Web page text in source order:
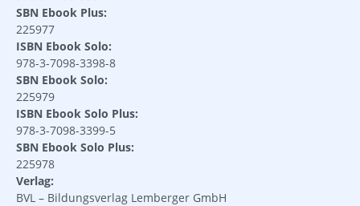
SBN Ebook Plus:
225977
ISBN Ebook Solo:
978-3-7098-3398-8
SBN Ebook Solo:
225979
ISBN Ebook Solo Plus:
978-3-7098-3399-5
SBN Ebook Solo Plus:
225978
Verlag:
BVL – Bildungsverlag Lemberger GmbH